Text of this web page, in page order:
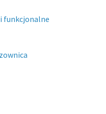
i funkcjonalne